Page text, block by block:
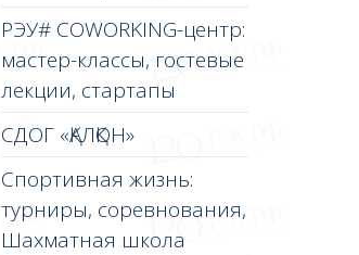
РЭУ# COWORKING-центр:
мастер-классы, гостевые
лекции, стартапы
СДОГ «ҚАЛҚОН»
Спортивная жизнь:
турниры, соревнования,
Шахматная школа